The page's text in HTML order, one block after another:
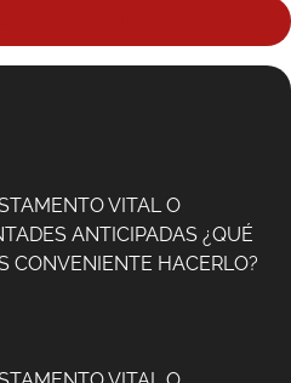
VITAL O
ANTICIPADAS ¿QUÉ
CONVENIENTE HACERLO?
ANTICIPADAS ¿QUÉ